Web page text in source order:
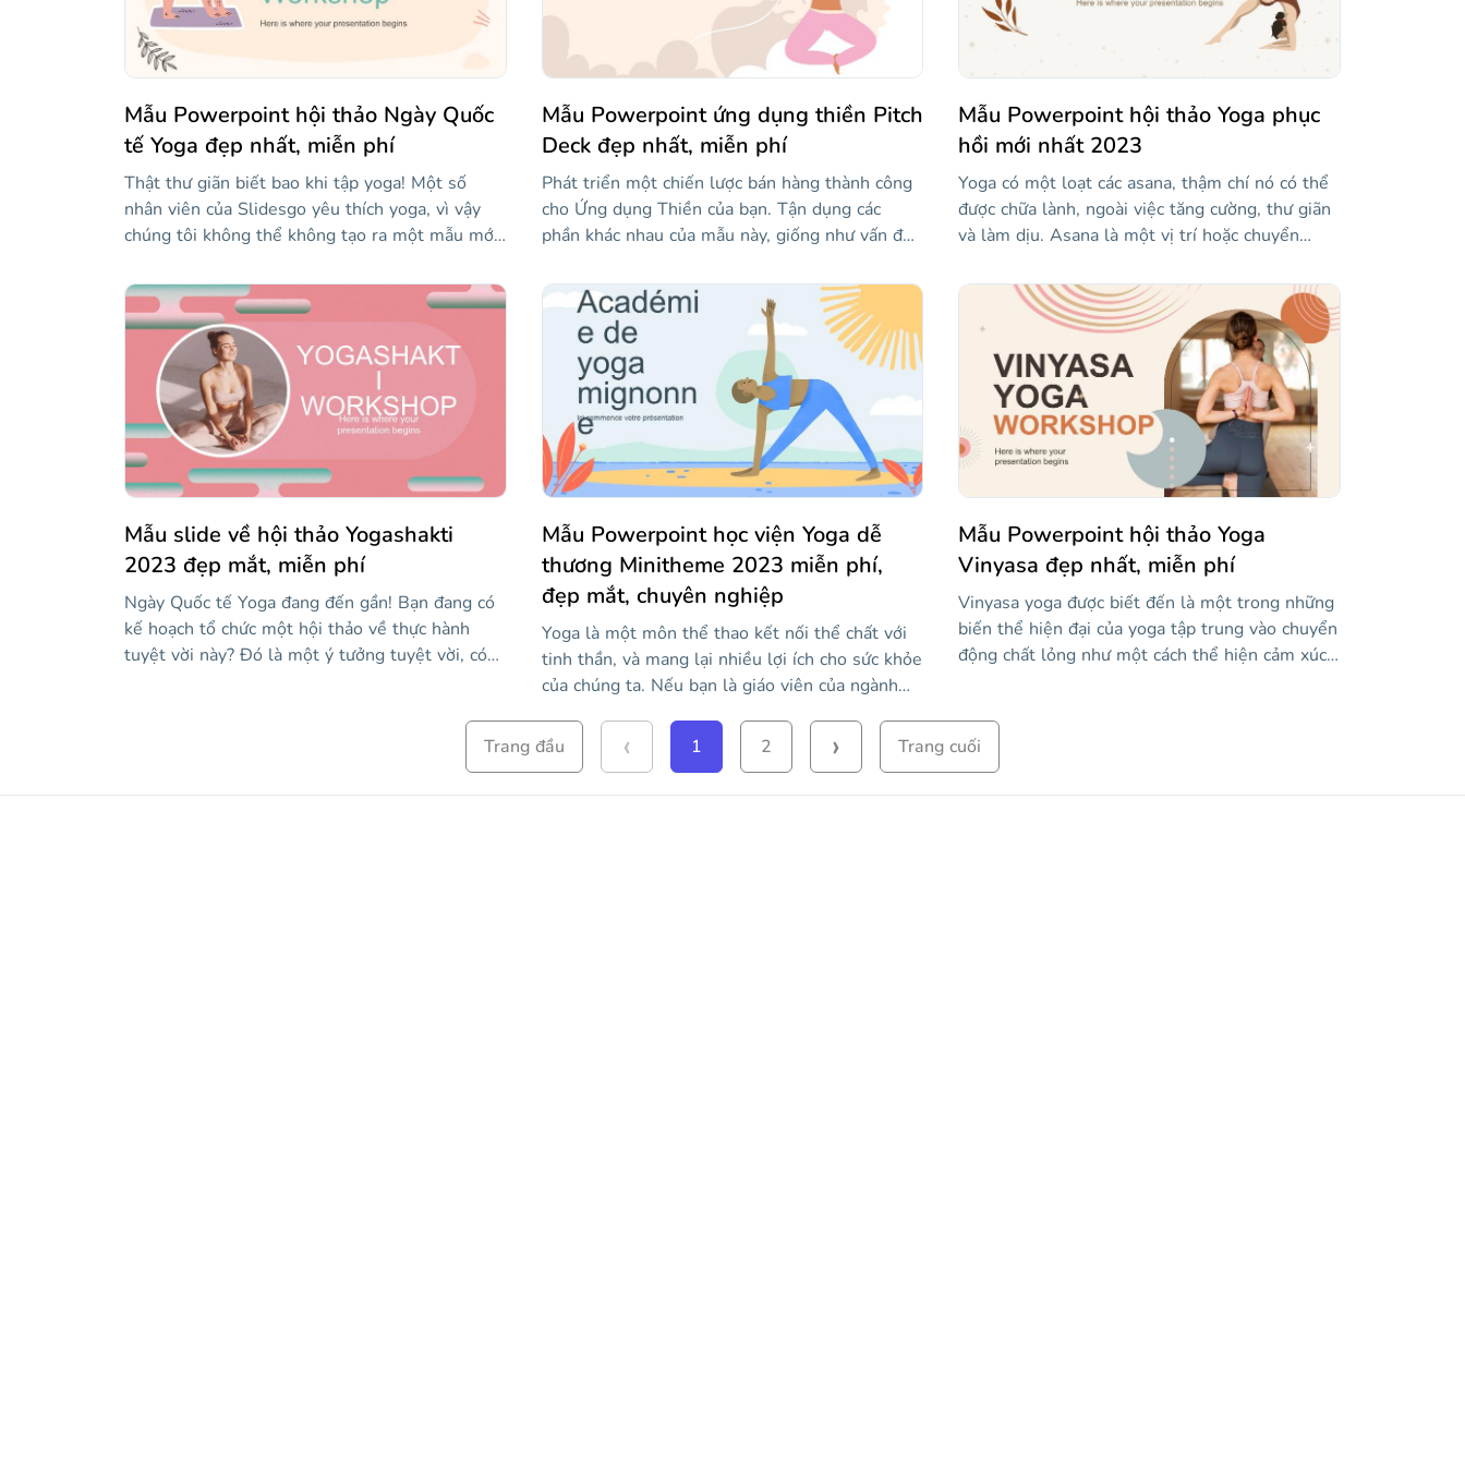
bạn!
Mẫu Powerpoint hội thảo Ngày Quốc
tế Yoga đẹp nhất, miễn phí
Thật thư giãn biết bao khi tập yoga! Một số
nhân viên của Slidesgo yêu thích yoga, vì vậy
chúng tôi không thể không tạo ra một mẫu mới.
hoặc cho Ngày Yoga Quốc tế, hoặc cả hai! Nội
dung tùy thuộc vào bạn và đồ họa là trên chúng
tôi. Nhìn vào các nhãn dán đầy màu sắc đi kèm
và sự khác biệt về ngoại hình của hai phông chữ
chúng tôi đã sử dụng. Tuyệt vời, phải không?
Hơn nữa, có rất nhiều tài nguyên có thể chỉnh
sửa, bao gồm biểu đồ, thời gian biểu và sơ đồ,
để làm cho các trang trình bày của bạn hoàn
thiện hơn!
Mẫu Powerpoint ứng dụng thiền Pitch
Deck đẹp nhất, miễn phí
Phát triển một chiến lược bán hàng thành công
cho Ứng dụng Thiền của bạn. Tận dụng các
phần khác nhau của mẫu này, giống như vấn đề
tranh và mô hình kinh doanh. Màu sắc chính của
mẫu là kem, và nó bao gồm các hình dạng lượn
sóng, hoa và hình minh họa của phụ nữ tập
yoga.
Mẫu Powerpoint hội thảo Yoga phục
hồi mới nhất 2023
Yoga có một loạt các asana, thậm chí nó có thể
được chữa lành, ngoài việc tăng cường, thư giãn
và làm dịu. Asana là một vị trí hoặc chuyển
họ có một chức năng khác nhau. Trong cuốn
sách gốc tiếng Phạn, có hơn 84 triệu asana, hãy
tưởng tượng các khả năng! Chuẩn bị một hội
thảo với chức năng phục hồi với mẫu thanh lịch
và sáng tạo này, được làm riêng cho các thiền
sinh! Thiết kế có hình ảnh và hình minh họa của
các asana khác nhau và rất nhiều tài nguyên để
tất cả các khái niệm hoàn toàn rõ ràng.
Mẫu slide về hội thảo Yogashakti
2023 đẹp mắt, miễn phí
Ngày Quốc tế Yoga đang đến gần! Bạn đang có
kế hoạch tổ chức một hội thảo về thực hành
tuyệt vời này? Đó là một ý tưởng tuyệt vời, có
tả cảm giác thư giãn, đoàn kết và hòa bình trên
Mẫu Powerpoint học viện Yoga dễ
thương Minitheme 2023 miễn phí,
đẹp mắt, chuyên nghiệp
Yoga là một môn thể thao kết nối thể chất với
tinh thần, và mang lại nhiều lợi ích cho sức khỏe
của chúng ta. Nếu bạn là giáo viên của ngành
mình, mẫu này là một lựa chọn tuyệt vời cho
bạn. Nó có một phong cách hoạt hình đẹp và vui
nhộn, với các hình minh họa liên quan đến thiên
Mẫu Powerpoint hội thảo Yoga
Vinyasa đẹp nhất, miễn phí
Vinyasa yoga được biết đến là một trong những
biến thể hiện đại của yoga tập trung vào chuyển
động chất lỏng như một cách thể hiện cảm xúc,
học của bạn để bạn có thể cho học sinh thấy
một bản tóm tắt ngắn gọn về lịch sử của biến
Trang đầu ‹ 1 2 › Trang cuối